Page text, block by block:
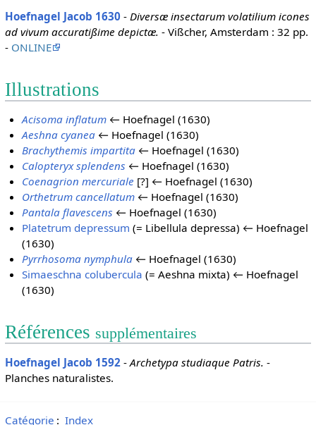
Hoefnagel Jacob 1630 - Diversæ insectarum volatilium icones
ad vivum accuratißime depictæ. - Vißcher, Amsterdam : 32 pp.
- ONLINE
Illustrations
Acisoma inflatum ← Hoefnagel (1630)
Aeshna cyanea ← Hoefnagel (1630)
Brachythemis impartita ← Hoefnagel (1630)
Calopteryx splendens ← Hoefnagel (1630)
Coenagrion mercuriale [?] ← Hoefnagel (1630)
Orthetrum cancellatum ← Hoefnagel (1630)
Pantala flavescens ← Hoefnagel (1630)
Platetrum depressum (= Libellula depressa) ← Hoefnagel
(1630)
Pyrrhosoma nymphula ← Hoefnagel (1630)
Simaeschna colubercula (= Aeshna mixta) ← Hoefnagel
(1630)
Références supplémentaires
Hoefnagel Jacob 1592-Archetypa studiaque Patris. -
Planches naturalistes.
Catégorie : Index